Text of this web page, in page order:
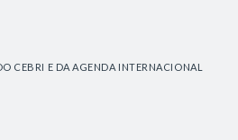
CEBRI E DA AGENDA INTERNACIONAL